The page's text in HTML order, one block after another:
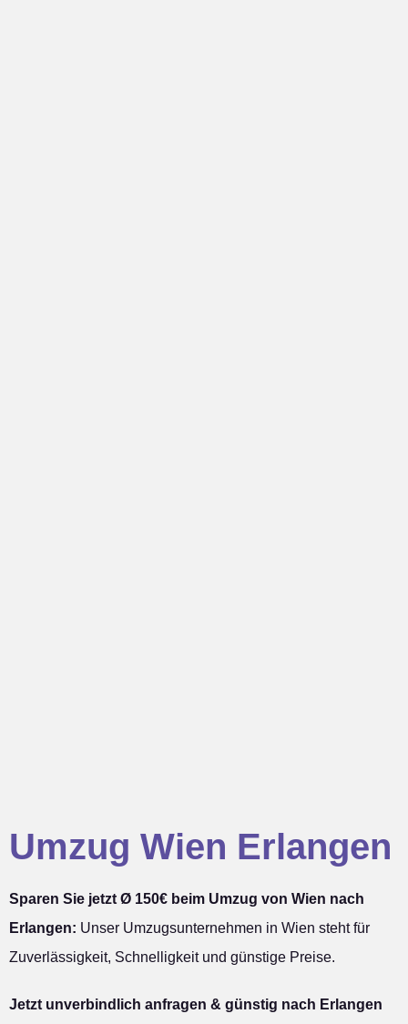
Umzug Wien Erlangen
Sparen Sie jetzt Ø 150€ beim Umzug von Wien nach
Erlangen: Unser Umzugsunternehmen in Wien steht für
Zuverlässigkeit, Schnelligkeit und günstige Preise.
Jetzt unverbindlich anfragen & günstig nach Erlangen